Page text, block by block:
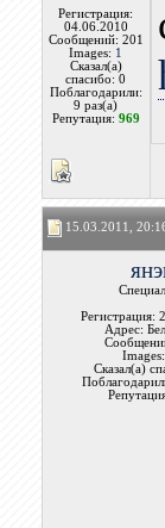
Регистрация:
04.06.2010
Сообщений: 201
Images: 1
Сказал(а)
спасибо: 0
Поблагодарили:
9 раз(а)
Репутация: 969
15.03.2011,
Регистрация:
Адрес:
Images:
Сказал(а)